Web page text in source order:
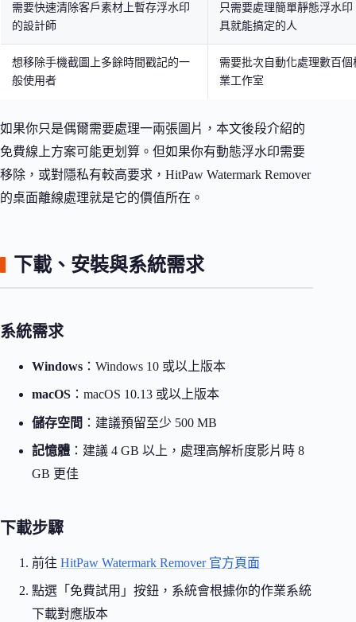
需要快速清除客戶素材上暫存浮水印
的設計師
只需要處理簡單靜態浮水印
具就能搞定的人
想移除手機截圖上多餘時間戳記的一
般使用者
需要批次自動化處理數百個
業工作室
如果你只是偶爾需要處理一兩張圖片，本文後段介紹的
免費線上方案可能更划算。但如果你有動態浮水印需要
移除，或對隱私有較高要求，HitPaw Watermark Remover
的桌面離線處理就是它的價值所在。
下載、安裝與系統需求
系統需求
Windows ：Windows 10 或以上版本
macOS ：macOS 10.13 或以上版本
儲存空間 ：建議預留至少 500 MB
記憶體 ：建議 4 GB 以上，處理高解析度影片時 8
GB 更佳
下載步驟
前往 HitPaw Watermark Remover 官方頁面
點選「免費試用」按鈕，系統會根據你的作業系統
下載對應版本